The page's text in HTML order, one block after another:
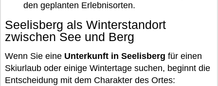
den geplanten Erlebnisorten.
Seelisberg als Winterstandort
zwischen See und Berg
Wenn Sie eine Unterkunft in Seelisberg für einen
Skiurlaub oder einige Wintertage suchen, beginnt die
Entscheidung mit dem Charakter des Ortes: